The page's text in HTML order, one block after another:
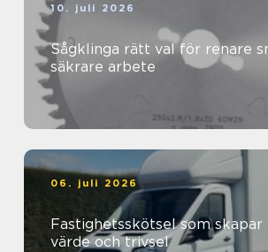
10. juli 2026
Sågklinga rätt val för renare snitt och
säkrare arbete
06. juli 2026
Fastighetsskötsel som skapar
värde och trivsel